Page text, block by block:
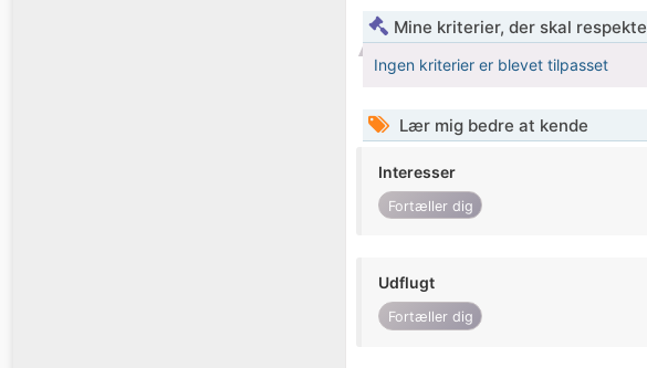
Mine kriterier, der skal
Ingen kriterier er blevet tilpasset
Lær mig bedre at kende
Interesser
Fortæller dig
Udflugt
Fortæller dig